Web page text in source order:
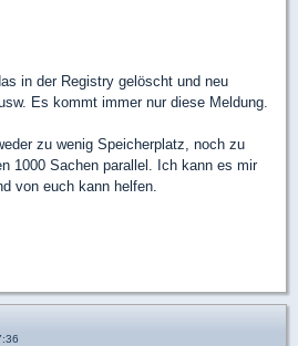
in der Registry gelöscht und neu
Es kommt immer nur diese Meldung.
zu wenig Speicherplatz, noch zu
1000 Sachen parallel. Ich kann es mir
von euch kann helfen.